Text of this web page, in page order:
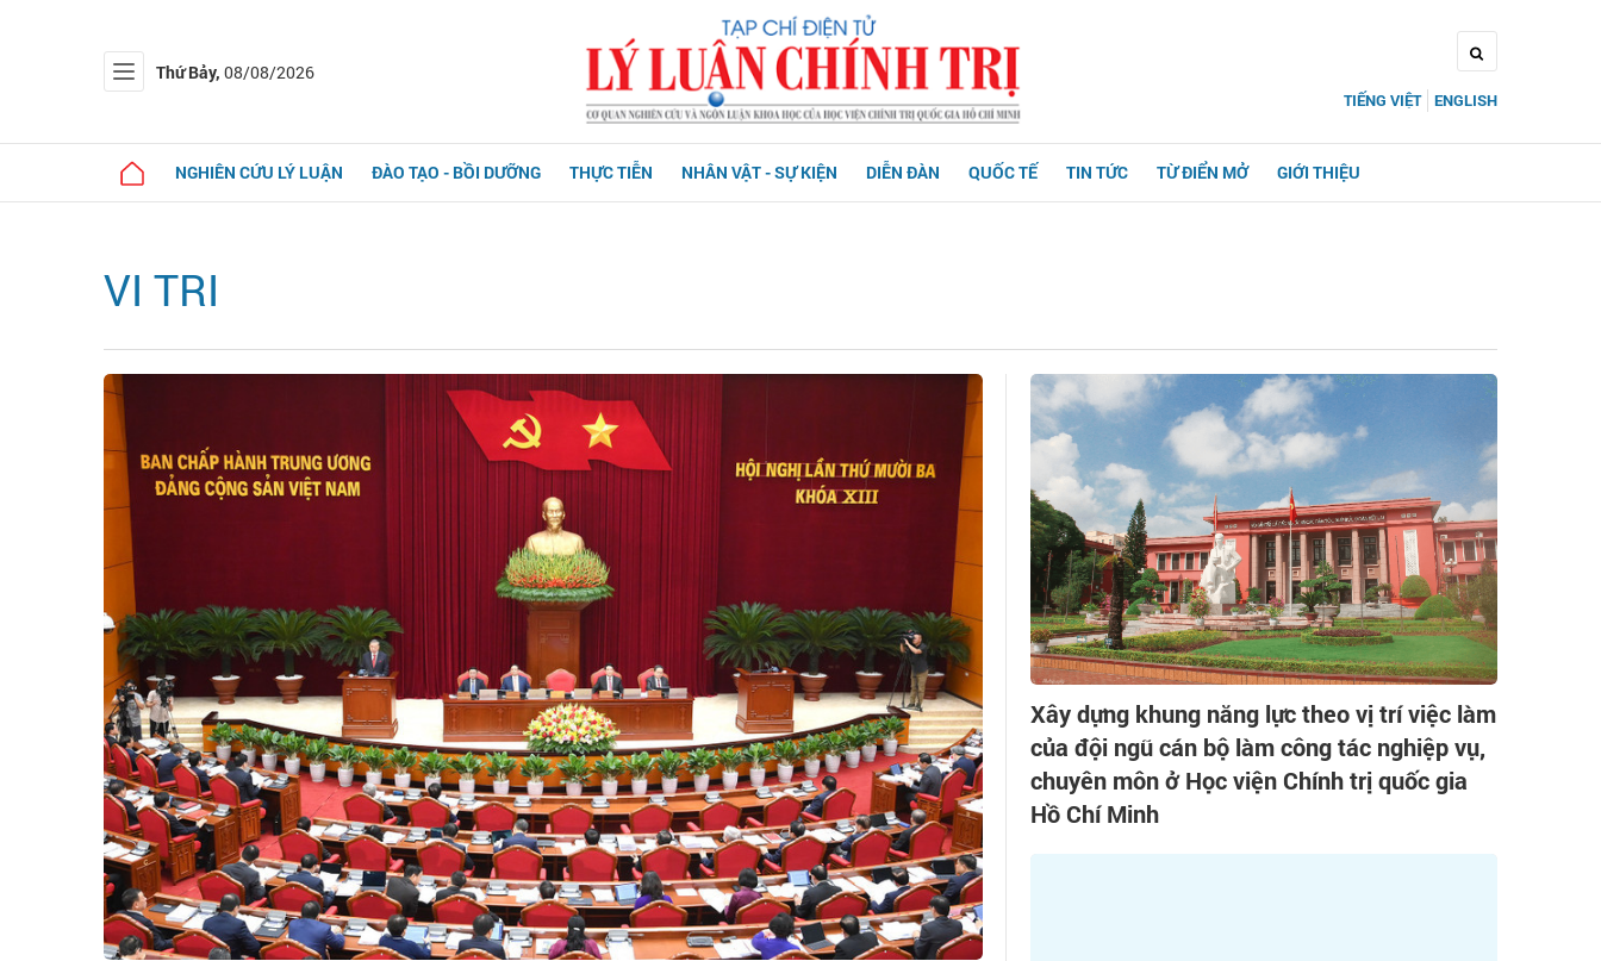
Thứ Bảy, 08/08/2026
TIẾNG VIỆT ENGLISH
NGHIÊN CỨU LÝ LUẬN ĐÀO TẠO - BỒI DƯỠNG THỰC TIỄN NHÂN VẬT - SỰ KIỆN DIỄN ĐÀN QUỐC TẾ TIN TỨC TỪ ĐIỂN MỞ GIỚI THIỆU
VI TRI
Xây dựng khung năng lực theo vị trí việc làm
của đội ngũ cán bộ làm công tác nghiệp vụ,
chuyên môn ở Học viện Chính trị quốc gia
Hồ Chí Minh